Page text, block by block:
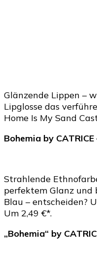
Glänzende Lippen –
Lipglosse das
Home Is My Sand
Bohemia by
Strahlende
perfektem Glanz und
Blau – entscheiden?
Um 2,49 €*.
„Bohemia“ by